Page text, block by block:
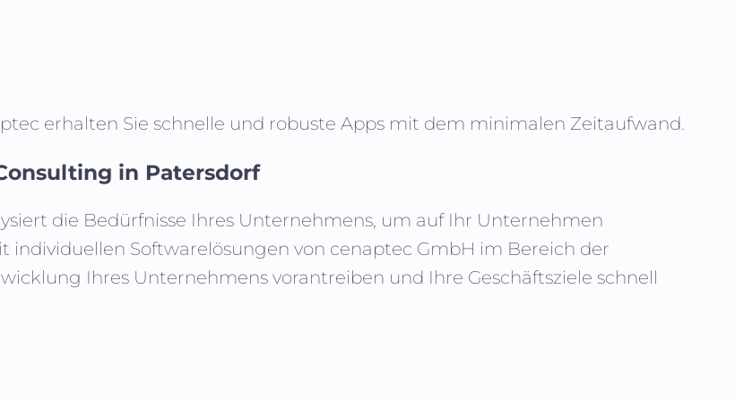
erhalten Sie schnelle und robuste Apps mit dem minimalen Zeitaufwand.
in Patersdorf
die Bedürfnisse Ihres Unternehmens, um auf Ihr Unternehmen
Softwarelösungen von cenaptec GmbH im Bereich der
Ihres Unternehmens vorantreiben und Ihre Geschäftsziele schnell